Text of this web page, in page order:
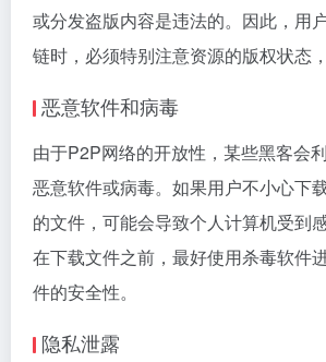
或分发盗版内容是违法的。因此，用
链时，必须特别注意资源的版权状态
恶意软件和病毒
由于P2P网络的开放性，某些黑客会
恶意软件或病毒。如果用户不小心下
的文件，可能会导致个人计算机受到
在下载文件之前，最好使用杀毒软件
件的安全性。
隐私泄露